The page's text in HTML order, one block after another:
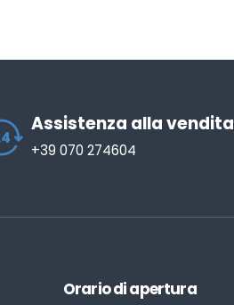
Assistenza alla vendita
+39 070 274604
Orario di apertura